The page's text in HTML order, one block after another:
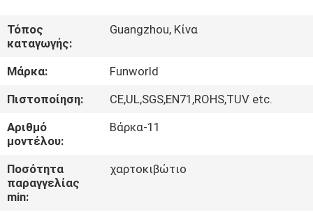
ΠΕΡΊΠΟΥ
ΕΜΕΊΣ
ΓΎΡΟΣ
ΕΡΓΟΣΤΑΣΊΩΝ
ΠΟΙΟΤΙΚΌΣ
ΈΛΕΓΧΟΣ
Τόπος
καταγωγής:
Guangzhou, Κίνα
Μάρκα:
Funworld
Πιστοποίηση:
CE,UL,SGS,EN71,ROHS,TUV etc.
Αριθμό
μοντέλου:
Βάρκα-11
Ποσότητα
παραγγελίας
min:
χαρτοκιβώτιο